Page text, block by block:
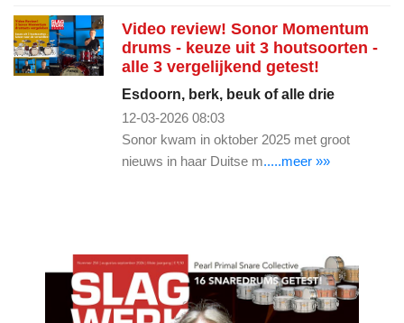
Video review! Sonor Momentum
drums - keuze uit 3 houtsoorten -
alle 3 vergelijkend getest!
Esdoorn, berk, beuk of alle drie
12-03-2026 08:03
Sonor kwam in oktober 2025 met groot
nieuws in haar Duitse m.....meer »»